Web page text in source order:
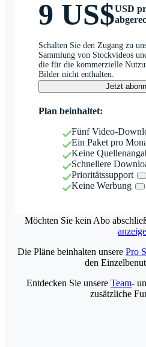
9 US$USD
Schalten Sie den Zugang zu
Sammlung von Stockvideos
die für die kommerzielle
Bilder nicht enthalten.
Jetzt
Plan beinhaltet:
Fünf Video-
Ein Paket pro
Keine
Schnellere
Prioritätssupport
Keine Werbung
Möchten Sie kein Abo
Die Pläne beinhalten unsere Pro
den
Entdecken Sie unsere Team-
zusätzliche